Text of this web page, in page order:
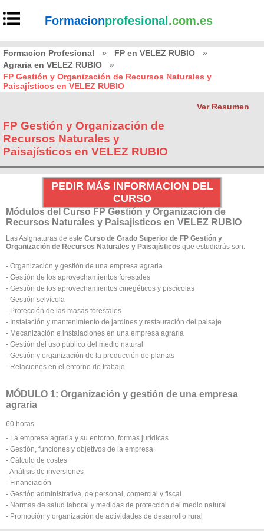
Formacionprofesional .com.es
Formacion Profesional » FP en VELEZ RUBIO
»
Agraria en VELEZ RUBIO
»
FP Gestión y Organización de Recursos Naturales y
Paisajísticos en VELEZ RUBIO
Ver Resumen
FP Gestión y Organización de
Recursos Naturales y
Paisajísticos en VELEZ RUBIO
PEDIR MÁS INFORMACION DEL
CURSO
Módulos del Curso FP Gestión y Organización de
Recursos Naturales y Paisajísticos en VELEZ RUBIO
Las Asignaturas de este Curso de Grado Superior de FP Gestión y
Organización de Recursos Naturales y Paisajísticos que estudiarás son:
- Organización y gestión de una empresa agraria
- Gestión de los aprovechamientos forestales
- Gestión de los aprovechamientos cinegéticos y piscícolas
- Gestión selvícola
- Protección de las masas forestales
- Instalación y mantenimiento de jardines y restauración del paisaje
- Mecanización e instalaciones en una empresa agraria
- Gestión del uso público del medio natural
- Gestión y organización de la producción de plantas
- Relaciones en el entorno de trabajo
MÓDULO 1: Organización y gestión de una empresa
agraria
60 horas
- La empresa agraria y su entorno, formas jurídicas
- Gestión, funciones y objetivos de la empresa
- Cálculo de costes
- Análisis de inversiones
- Financiación
- Gestión administrativa, de personal, comercial y fiscal
- Normas de salud laboral y medidas de protección del medio natural
- Promoción y organización de actividades de desarrollo rural